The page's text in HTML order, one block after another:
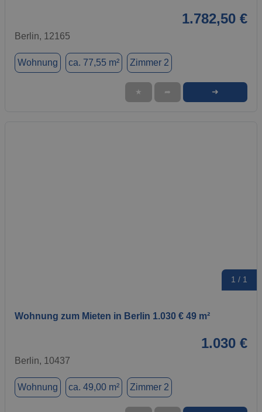
1.782,50 €
Berlin, 12165
Wohnung ca. 77,55 m² Zimmer 2
★ ➦ ➜
1 / 1
Wohnung zum Mieten in Berlin 1.030 € 49 m²
1.030 €
Berlin, 10437
Wohnung ca. 49,00 m² Zimmer 2